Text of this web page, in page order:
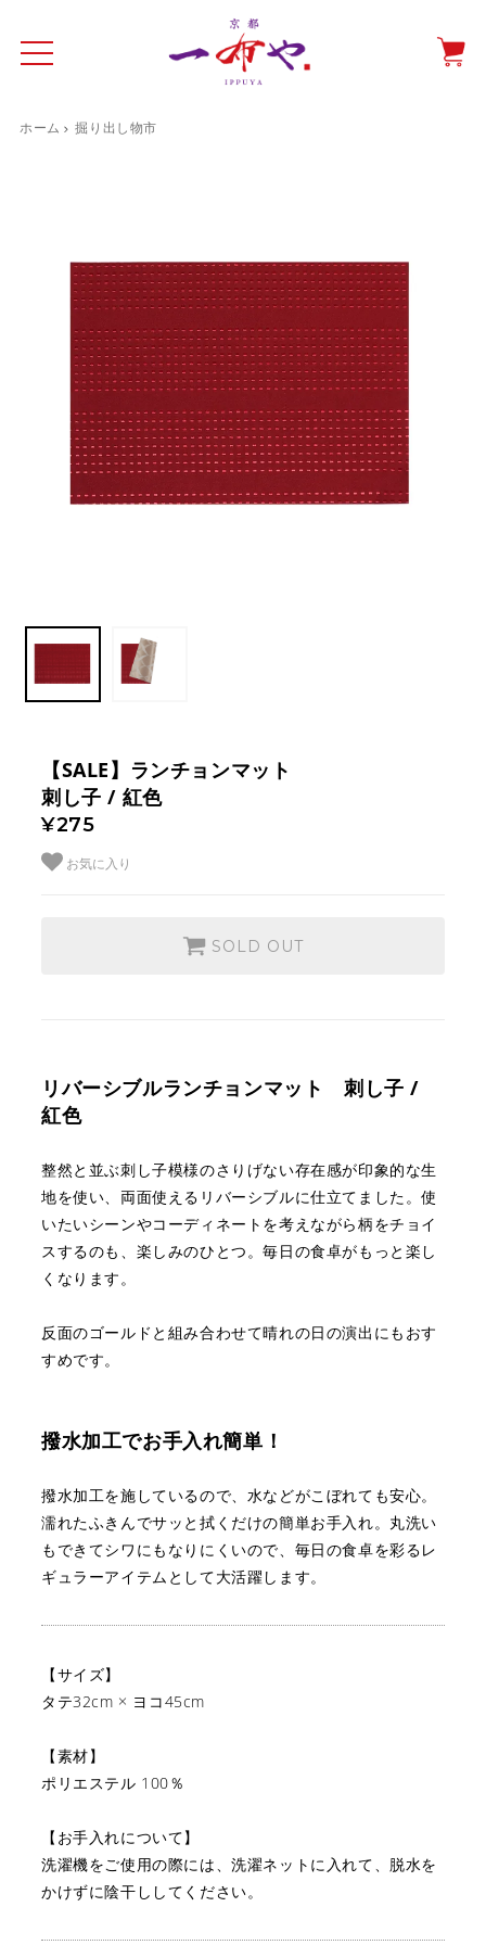
ド 一布やについて
テーブルウエア特集
光田愛のテーブルコーディネート
催事情報
ホーム 掘り出し物市
【SALE】ランチョンマット
刺し子 / 紅色
¥275
お気に入り
SOLD OUT
リバーシブルランチョンマット 刺し子 /
紅色
整然と並ぶ刺し子模様のさりげない存在感が印象的な生
地を使い、 両面使えるリバーシブルに仕立てました。使
いたいシーンやコーディネートを考えながら柄をチョイ
スするのも、楽しみのひとつ。毎日の食卓がもっと楽し
くなります。
反面のゴールドと組み合わせて晴れの日の演出にもおす
すめです。
撥水加工でお手入れ簡単！
撥水加工を施しているので、水などがこぼれても安心。
濡れたふきんでサッと拭くだけの簡単お手入れ。 丸洗い
もできてシワにもなりにくいので、 毎日の食卓を彩るレ
ギュラーアイテムとして大活躍します。
【サイズ】
タテ32cm × ヨコ45cm
【素材】
ポリエステル 100％
【お手入れについて】
洗濯機をご使用の際には、洗濯ネットに入れて、脱水を
かけずに陰干ししてください。